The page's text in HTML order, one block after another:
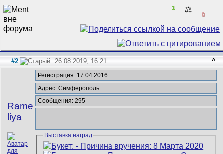
1 ⚖️
0
#2 26.08.2019, 16:21 ^
Rame
liya
Регистрация: 17.04.2016
Адрес: Симферополь
Сообщения: 295
Выставка наград